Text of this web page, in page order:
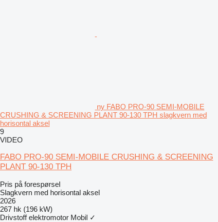
ny FABO PRO-90 SEMI-MOBILE
CRUSHING & SCREENING PLANT 90-130 TPH slagkvern med
horisontal aksel
9
VIDEO
FABO PRO-90 SEMI-MOBILE CRUSHING & SCREENING
PLANT 90-130 TPH
Pris på forespørsel
Slagkvern med horisontal aksel
2026
267 hk (196 kW)
Drivstoff elektromotor Mobil ✓